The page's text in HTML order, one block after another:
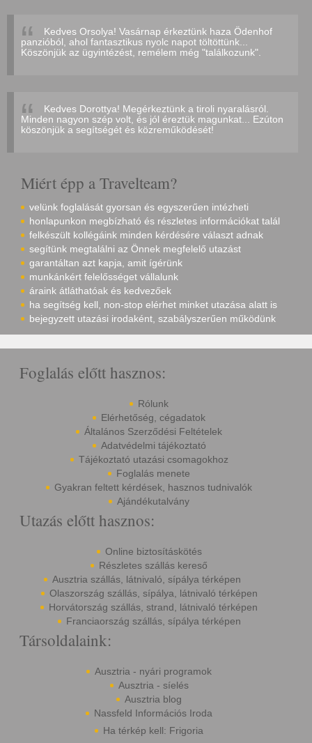
Kedves Orsolya! Vasárnap érkeztünk haza Ödenhof
panzióból, ahol fantasztikus nyolc napot töltöttünk...
Köszönjük az ügyintézést, remélem még "találkozunk".
Kedves Dorottya! Megérkeztünk a tiroli nyaralásról.
Minden nagyon szép volt, és jól éreztük magunkat... Ezúton
köszönjük a segítségét és közreműködését!
Miért épp a Travelteam?
velünk foglalását gyorsan és egyszerűen intézheti
honlapunkon megbízható és részletes információkat talál
felkészült kollégáink minden kérdésére választ adnak
segítünk megtalálni az Önnek megfelelő utazást
garantáltan azt kapja, amit ígérünk
munkánkért felelősséget vállalunk
áraink átláthatóak és kedvezőek
ha segítség kell, non-stop elérhet minket utazása alatt is
bejegyzett utazási irodaként, szabályszerűen működünk
Foglalás előtt hasznos:
Rólunk
Elérhetőség, cégadatok
Általános Szerződési Feltételek
Adatvédelmi tájékoztató
Tájékoztató utazási csomagokhoz
Foglalás menete
Gyakran feltett kérdések, hasznos tudnivalók
Ajándékutalvány
Utazás előtt hasznos:
Online biztosításkötés
Részletes szállás kereső
Ausztria szállás, látnivaló, sípálya térképen
Olaszország szállás, sípálya, látnivaló térképen
Horvátország szállás, strand, látnivaló térképen
Franciaország szállás, sípálya térképen
Társoldalaink:
Ausztria - nyári programok
Ausztria - síelés
Ausztria blog
Nassfeld Információs Iroda
Ha térkép kell: Frigoria